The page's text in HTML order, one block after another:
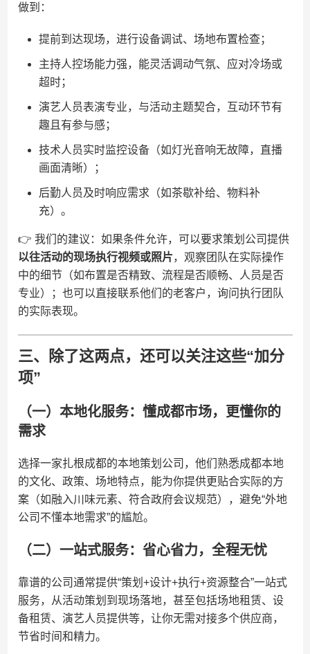
做到：
提前到达现场，进行设备调试、场地布置检查；
主持人控场能力强，能灵活调动气氛、应对冷场或
超时；
演艺人员表演专业，与活动主题契合，互动环节有
趣且有参与感；
技术人员实时监控设备（如灯光音响无故障，直播
画面清晰）；
后勤人员及时响应需求（如茶歇补给、物料补
充）。
👉 我们的建议：如果条件允许，可以要求策划公司提供​​
以往活动的现场执行视频或照片​​，观察团队在实际操作
中的细节（如布置是否精致、流程是否顺畅、人员是否
专业）；也可以直接联系他们的老客户，询问执行团队
的实际表现。
三、除了这两点，还可以关注这些“加分
项”
（一）本地化服务：懂成都市场，更懂你的
需求
选择一家扎根成都的本地策划公司，他们熟悉成都本地
的文化、政策、场地特点，能为你提供更贴合实际的方
案（如融入川味元素、符合政府会议规范），避免“外地
公司不懂本地需求”的尴尬。
（二）一站式服务：省心省力，全程无忧
靠谱的公司通常提供“策划+设计+执行+资源整合”一站式
服务，从活动策划到现场落地，甚至包括场地租赁、设
备租赁、演艺人员提供等，让你无需对接多个供应商，
节省时间和精力。